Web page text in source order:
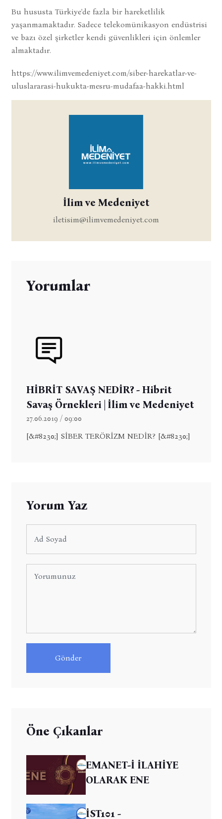
Bu hususta Türkiye'de fazla bir hareketlilik
yaşanmamaktadır. Sadece telekomünikasyon endüstrisi
ve bazı özel şirketler kendi güvenlikleri için önlemler
almaktadır.
https://www.ilimvemedeniyet.com/siber-harekatlar-ve-
uluslararasi-hukukta-mesru-mudafaa-hakki.html
İlim ve Medeniyet
iletisim@ilimvemedeniyet.com
Yorumlar
HİBRİT SAVAŞ NEDİR? - Hibrit
Savaş Örnekleri | İlim ve Medeniyet
27.06.2019 / 09:00
[&#8230;] SİBER TERÖRİZM NEDİR? [&#8230;]
Yorum Yaz
Gönder
Öne Çıkanlar
EMANET-İ İLAHİYE
OLARAK ENE
İST101 -